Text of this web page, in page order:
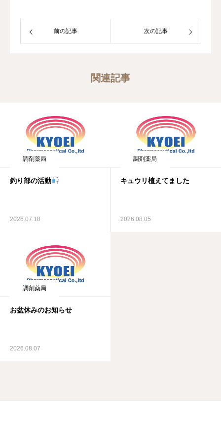
前の記事 次の記事
関連記事
調剤薬局
釣り部の活動
2026.07.18
調剤薬局
キュウリ植えてました
2026.08.05
調剤薬局
お盆休みのお知らせ
2026.08.07